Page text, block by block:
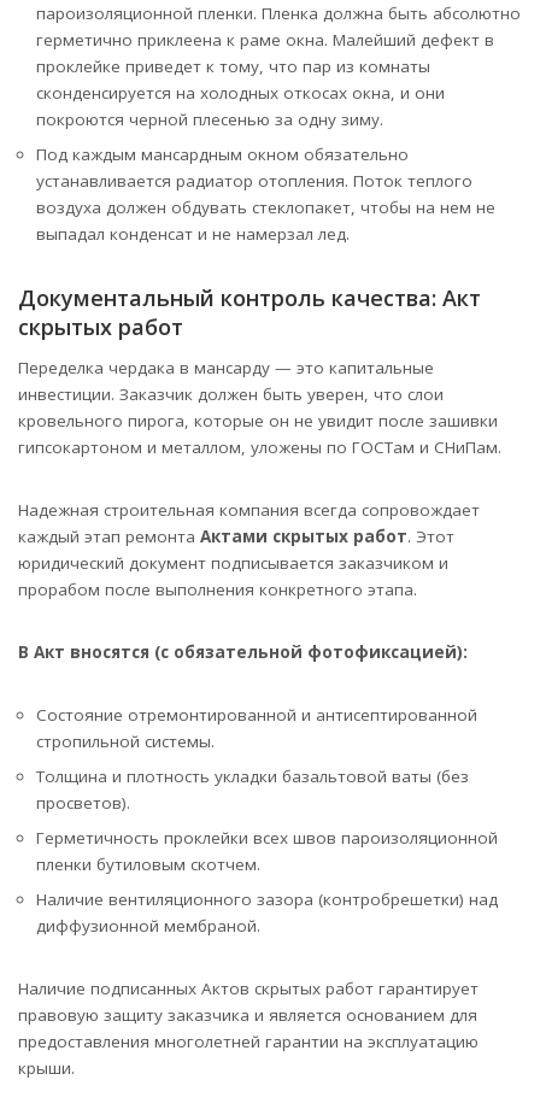
пароизоляционной пленки. Пленка должна быть абсолютно
герметично приклеена к раме окна. Малейший дефект в
проклейке приведет к тому, что пар из комнаты
сконденсируется на холодных откосах окна, и они
покроются черной плесенью за одну зиму.
Под каждым мансардным окном обязательно
устанавливается радиатор отопления. Поток теплого
воздуха должен обдувать стеклопакет, чтобы на нем не
выпадал конденсат и не намерзал лед.
Документальный контроль качества: Акт
скрытых работ
Переделка чердака в мансарду — это капитальные
инвестиции. Заказчик должен быть уверен, что слои
кровельного пирога, которые он не увидит после зашивки
гипсокартоном и металлом, уложены по ГОСТам и СНиПам.
Надежная строительная компания всегда сопровождает
каждый этап ремонта Актами скрытых работ. Этот
юридический документ подписывается заказчиком и
прорабом после выполнения конкретного этапа.
В Акт вносятся (с обязательной фотофиксацией):
Состояние отремонтированной и антисептированной
стропильной системы.
Толщина и плотность укладки базальтовой ваты (без
просветов).
Герметичность проклейки всех швов пароизоляционной
пленки бутиловым скотчем.
Наличие вентиляционного зазора (контробрешетки) над
диффузионной мембраной.
Наличие подписанных Актов скрытых работ гарантирует
правовую защиту заказчика и является основанием для
предоставления многолетней гарантии на эксплуатацию
крыши.